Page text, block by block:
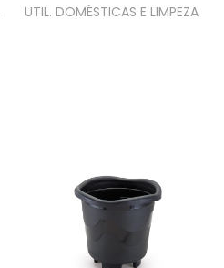
UTIL. DOMÉSTICAS E LIMPEZA